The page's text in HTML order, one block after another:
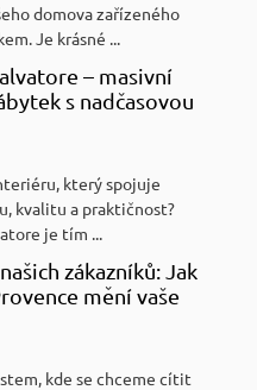
domova zařízeného
Je krásné ...
– masivní
s nadčasovou
který spojuje
kvalitu a praktičnost?
je tím ...
zákazníků: Jak
mění vaše
kde se chceme cítit